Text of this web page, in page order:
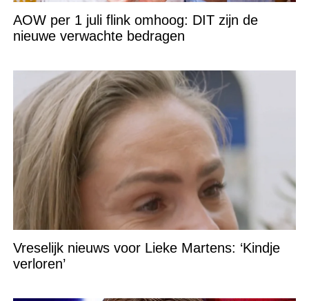
AOW per 1 juli flink omhoog: DIT zijn de
nieuwe verwachte bedragen
Vreselijk nieuws voor Lieke Martens: ‘Kindje
verloren’